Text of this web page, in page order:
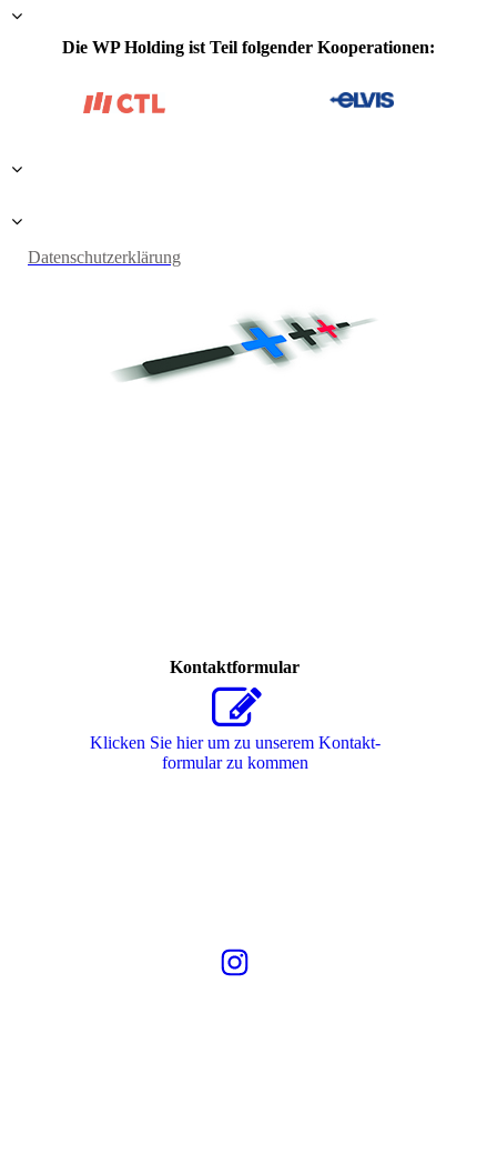
Die WP Holding ist Teil folgender Kooperationen:
Datenschutzerklärung
Kontaktformular
Klicken Sie hier um zu unserem Kon­takt­
for­mu­lar zu kommen